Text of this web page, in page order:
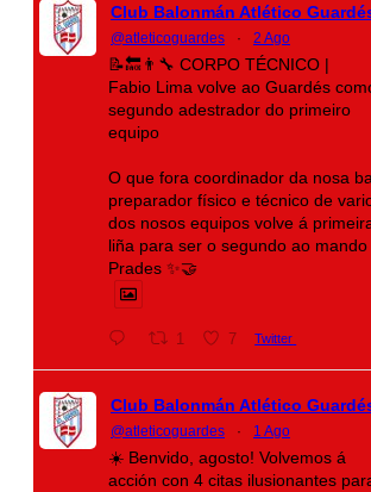
Club Balonmán Atlético
@atleticoguardes · 2 Ago
📝🔙👨‍🔧 CORPO TÉCNICO |
Fabio Lima volve ao Guardés
segundo adestrador do primeiro
equipo
O que fora coordinador da nosa
preparador físico e técnico de
dos nosos equipos volve á
liña para ser o segundo ao mando
Prades ✨🤝
1 7 Twitter
Club Balonmán Atlético
@atleticoguardes · 1 Ago
☀️ Benvido, agosto! Volvemos á
acción con 4 citas ilusionantes